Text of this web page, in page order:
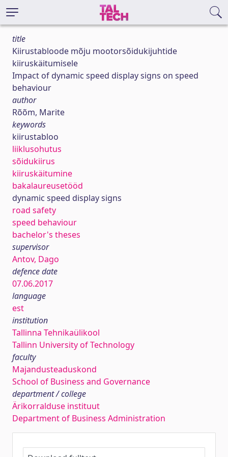
title
Kiirustabloode mõju mootorsõidukijuhtide
kiiruskäitumisele
Impact of dynamic speed display signs on speed
behaviour
author
Rõõm, Marite
keywords
kiirustabloo
liiklusohutus
sõidukiirus
kiiruskäitumine
bakalaureusetööd
dynamic speed display signs
road safety
speed behaviour
bachelor's theses
supervisor
Antov, Dago
defence date
07.06.2017
language
est
institution
Tallinna Tehnikaülikool
Tallinn University of Technology
faculty
Majandusteaduskond
School of Business and Governance
department / college
Ärikorralduse instituut
Department of Business Administration